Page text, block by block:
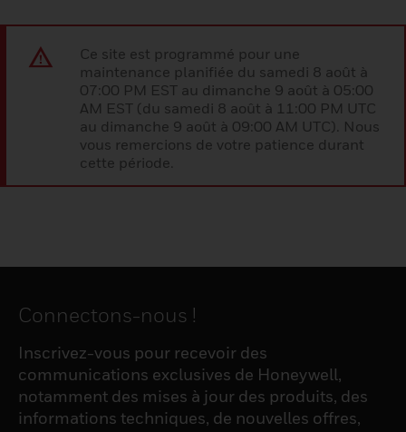
Ce site est programmé pour une
maintenance planifiée du samedi 8 août à
07:00 PM EST au dimanche 9 août à 05:00
AM EST (du samedi 8 août à 11:00 PM UTC
au dimanche 9 août à 09:00 AM UTC). Nous
vous remercions de votre patience durant
cette période.
Connectons-nous !
Inscrivez-vous pour recevoir des
communications exclusives de Honeywell,
notamment des mises à jour des produits, des
informations techniques, de nouvelles offres,